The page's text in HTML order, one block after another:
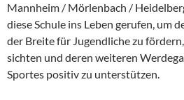
Mannheim / Mörlenbach /
diese Schule ins Leben gerufen, um
der Breite für Jugendliche zu
sichten und deren weiteren
Sportes positiv zu unterstützen.